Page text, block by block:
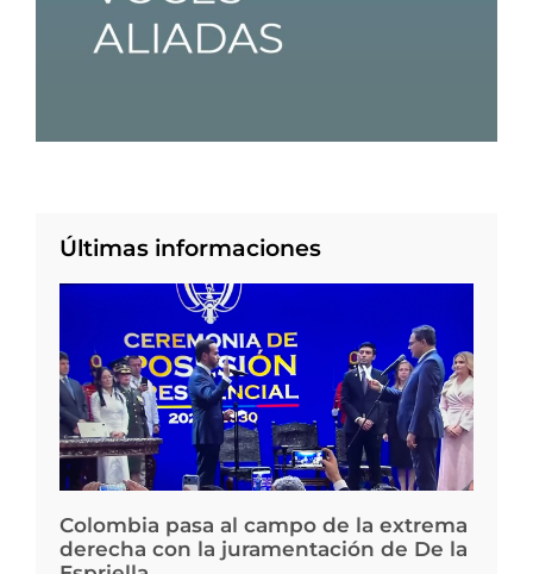
Últimas informaciones
Colombia pasa al campo de la extrema
derecha con la juramentación de De la